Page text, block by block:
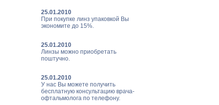
25.01.2010
При покупке линз упаковкой Вы
экономите до 15%.
25.01.2010
Линзы можно приобретать
поштучно.
25.01.2010
У нас Вы можете получить
бесплатную консультацию врача-
офтальмолога по телефону.